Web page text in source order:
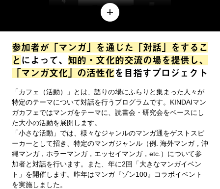
参加者が「マンガ」を通じた「対話」をするこ
とによって、知的・文化的交流の場を提供し、
「マンガ文化」の活性化を目指すプロジェクト
「カフェ（活動）」とは、語りの場にふらりと集まった人々が
特定のテーマについて対話を行うプログラムです。KINDAIマン
ガカフェではマンガをテーマに、読書会・研究会をベースにし
た大小の活動を展開します。
「小さな活動」では、様々なジャンルのマンガ通をゲストスピ
ーカーとして招き、特定のマンガジャンル（例. 海外マンガ，沖
縄マンガ，ホラーマンガ，エッセイマンガ，etc.）について参
加者と対話を行います。また、年に2回「大きなマンガイベン
ト」を開催します。昨年はマンガ『ゾン100』コラボイベント
を実施しました。